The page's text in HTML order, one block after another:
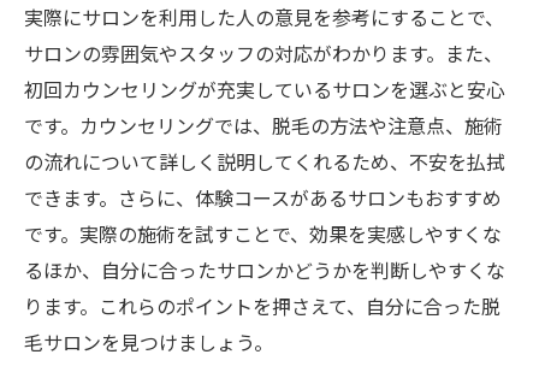
光脱毛のメリット・デメリット
SHR脱毛の最新トレンド
各施術の費用対効果の比較
名古屋市で受けられる特殊施術
自宅脱毛とサロン脱毛の違い
料金プラン別に見る名古屋市の脱毛サロン選び
回数制と定額制の違い
お得なキャンペーン情報
実際にサロンを利用した人の意見を参考にすることで、
サロンの雰囲気やスタッフの対応がわかります。また、
初回カウンセリングが充実しているサロンを選ぶと安心
です。カウンセリングでは、脱毛の方法や注意点、施術
の流れについて詳しく説明してくれるため、不安を払拭
できます。さらに、体験コースがあるサロンもおすすめ
です。実際の施術を試すことで、効果を実感しやすくな
るほか、自分に合ったサロンかどうかを判断しやすくな
ります。これらのポイントを押さえて、自分に合った脱
毛サロンを見つけましょう。